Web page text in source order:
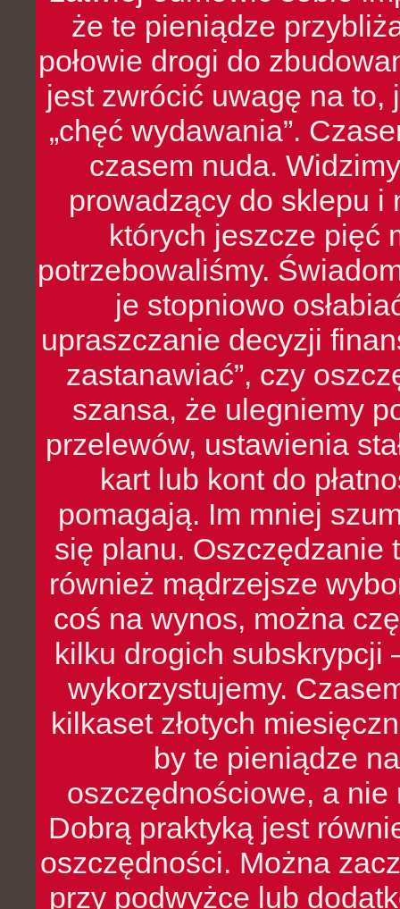
że te pieniądze
połowie drogi do
jest zwrócić uwagę na to,
„chęć wydawania”.
czasem nuda.
prowadzący do sklepu i
których jeszcze pięć
potrzebowaliśmy.
je stopniowo
upraszczanie decyzji
zastanawiać”, czy
szansa, że ulegniemy
przelewów, ustawienia
kart lub kont do
pomagają. Im mniej
się planu. Oszczędzanie
również mądrzejsze
coś na wynos, można
kilku drogich subskrypcji
wykorzystujemy.
kilkaset złotych
by te pieniądze
oszczędnościowe, a nie
Dobrą praktyką jest
oszczędności. Można
przy podwyżce lub